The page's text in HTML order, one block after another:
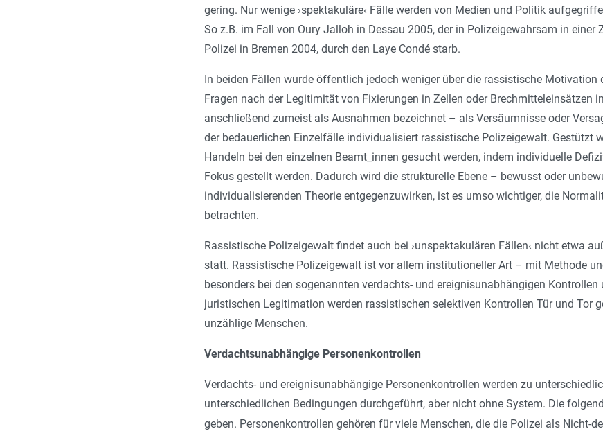
gering. Nur wenige ›spektakuläre‹ Fälle werden von Medien und Politik
So z.B. im Fall von Oury Jalloh in Dessau 2005, der in Polizeigewahrsam in einer
Polizei in Bremen 2004, durch den Laye Condé starb.
In beiden Fällen wurde öffentlich jedoch weniger über die rassistische
Fragen nach der Legitimität von Fixierungen in Zellen oder Brechmitteleinsätzen
anschließend zumeist als Ausnahmen bezeichnet – als Versäumnisse oder
der bedauerlichen Einzelfälle individualisiert rassistische Polizeigewalt. Gestützt
Handeln bei den einzelnen Beamt_innen gesucht werden, indem individuelle
Fokus gestellt werden. Dadurch wird die strukturelle Ebene – bewusst oder
individualisierenden Theorie entgegenzuwirken, ist es umso wichtiger, die
betrachten.
Rassistische Polizeigewalt findet auch bei ›unspektakulären Fällen‹ nicht etwa
statt. Rassistische Polizeigewalt ist vor allem institutioneller Art – mit Methode
besonders bei den sogenannten verdachts- und ereignisunabhängigen
juristischen Legitimation werden rassistischen selektiven Kontrollen Tür und Tor
unzählige Menschen.
Verdachtsunabhängige Personenkontrollen
Verdachts- und ereignisunabhängige Personenkontrollen werden zu
unterschiedlichen Bedingungen durchgeführt, aber nicht ohne System. Die
geben. Personenkontrollen gehören für viele Menschen, die die Polizei als Nicht-